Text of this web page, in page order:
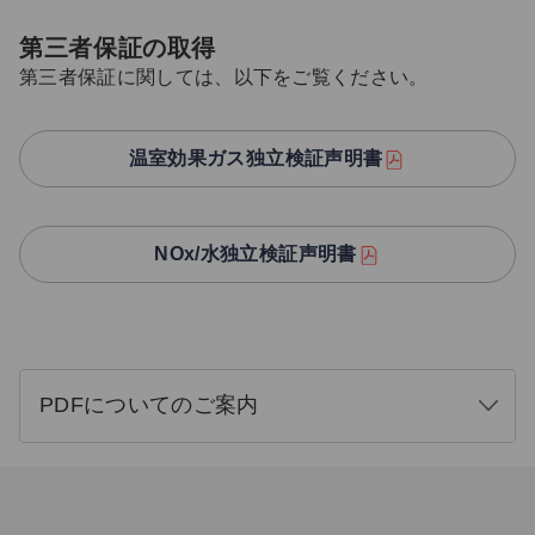
第三者保証の取得
第三者保証に関しては、以下をご覧ください。
温室効果ガス独立検証声明書
NOx/水独立検証声明書
PDFについてのご案内